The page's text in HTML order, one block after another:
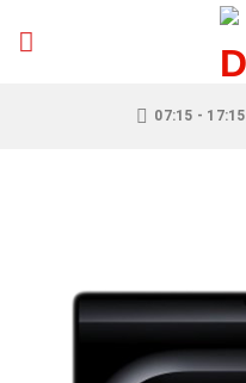
07:15 - 17:15